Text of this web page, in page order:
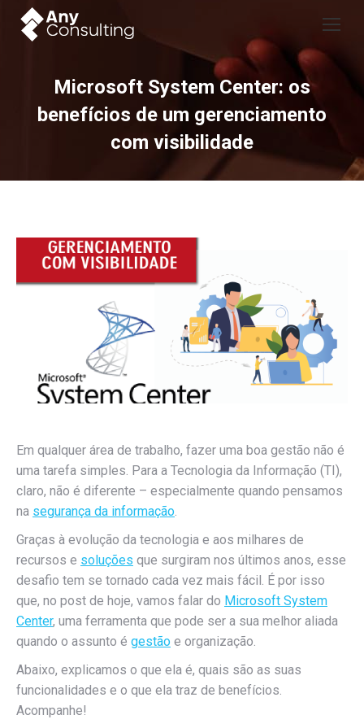
Microsoft System Center: os
benefícios de um gerenciamento
com visibilidade
Em qualquer área de trabalho, fazer uma boa gestão não é
uma tarefa simples. Para a Tecnologia da Informação (TI),
claro, não é diferente – especialmente quando pensamos
na segurança da informação.
Graças à evolução da tecnologia e aos milhares de
recursos e soluções que surgiram nos últimos anos, esse
desafio tem se tornado cada vez mais fácil. É por isso
que, no post de hoje, vamos falar do Microsoft System
Center, uma ferramenta que pode ser a sua melhor aliada
quando o assunto é gestão e organização.
Abaixo, explicamos o que ela é, quais são as suas
funcionalidades e o que ela traz de benefícios.
Acompanhe!